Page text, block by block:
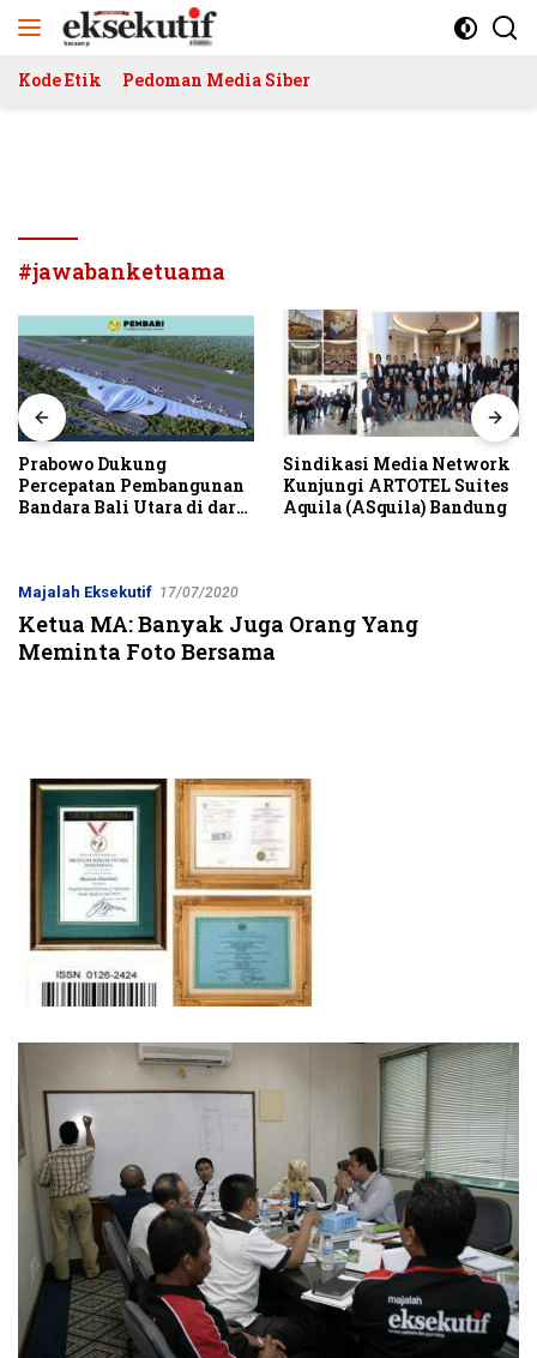
Kode Etik Pedoman Media Siber
#jawabanketuama
Prabowo Dukung
Percepatan Pembangunan
Bandara Bali Utara di darat
Sindikasi Media Network
Kunjungi ARTOTEL Suites
Aquila (ASquila) Bandung
Majalah Eksekutif 17/07/2020
Ketua MA: Banyak Juga Orang Yang
Meminta Foto Bersama